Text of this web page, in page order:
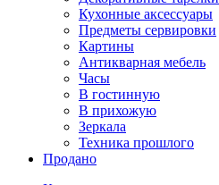
Кухонные аксессуары
Предметы сервировки
Картины
Антикварная мебель
Часы
В гостинную
В прихожую
Зеркала
Техника прошлого
Продано